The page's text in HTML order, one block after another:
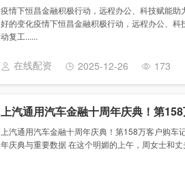
疫情下恒昌金融积极行动，远程办公、科技赋能
好的变化疫情下恒昌金融积极行动，远程办公、
动复工......
在线配资 2025-12-26 173
上汽通用汽车金融十周年庆典！第
上汽通用汽车金融十周年庆典！第158万客户购
年庆典与重要数据 在这个明媚的上午，周女士和